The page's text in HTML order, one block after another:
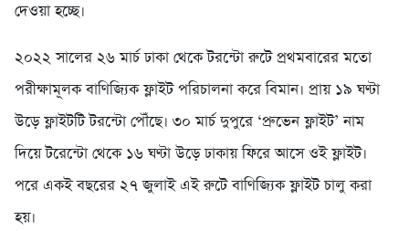
দেওয়া হচ্ছে।
২০২২ সালের ২৬ মার্চ ঢাকা থেকে টরন্টো রুটে প্রথমবারের মতো
পরীক্ষামূলক বাণিজ্যিক ফ্লাইট পরিচালনা করে বিমান। প্রায় ১৯ ঘণ্টা
উড়ে ফ্লাইটটি টরন্টো পৌঁছে। ৩০ মার্চ দুপুরে ‘প্রুভেন ফ্লাইট’ নাম
দিয়ে টরেন্টো থেকে ১৬ ঘণ্টা উড়ে ঢাকায় ফিরে আসে ওই ফ্লাইট।
পরে একই বছরের ২৭ জুলাই এই রুটে বাণিজ্যিক ফ্লাইট চালু করা
হয়।